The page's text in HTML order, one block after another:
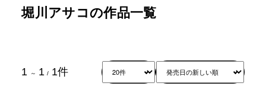
堀川アサコの作品一覧
1 ～ 1 / 1件